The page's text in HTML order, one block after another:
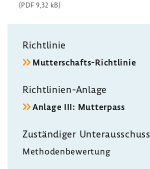
(PDF 9,32 kB)
Richt­linie
Mutterschafts-​Richtlinie
Richtlinien-​Anlage
Anlage III: Mutter­pass
Zustän­diger Unter­aus­schuss
Metho­den­be­wer­tung